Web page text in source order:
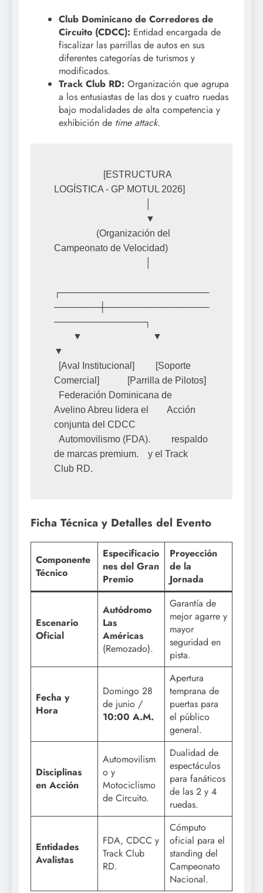
Club Dominicano de Corredores de
Circuito (CDCC): Entidad encargada de
fiscalizar las parrillas de autos en sus
diferentes categorías de turismos y
modificados.
Track Club RD: Organización que agrupa
a los entusiastas de las dos y cuatro ruedas
bajo modalidades de alta competencia y
exhibición de time attack.
LOGÍSTICA - GP MOTUL 2026]
Campeonato de Velocidad)
┌───────────────────────
───────┼────────────────
──────────────┐
▼
Comercial]            [Parrilla de Pilotos]
Avelino Abreu lidera el        Acción
conjunta del CDCC
de marcas premium.    y el Track
Ficha Técnica y Detalles del Evento
Componente
Técnico
Especificacio
nes del Gran
Premio
Proyección
de la
Jornada
Escenario
Oficial
Autódromo
Las
Américas
(Remozado).
Garantía de
mejor agarre y
mayor
seguridad en
pista.
Fecha y
Hora
Domingo 28
de junio /
10:00 A.M.
Apertura
temprana de
puertas para
el público
general.
Disciplinas
en Acción
Automovilism
o y
Motociclismo
de Circuito.
Dualidad de
espectáculos
para fanáticos
de las 2 y 4
ruedas.
Entidades
Avalistas
FDA, CDCC y
Track Club
RD.
Cómputo
oficial para el
standing del
Campeonato
Nacional.